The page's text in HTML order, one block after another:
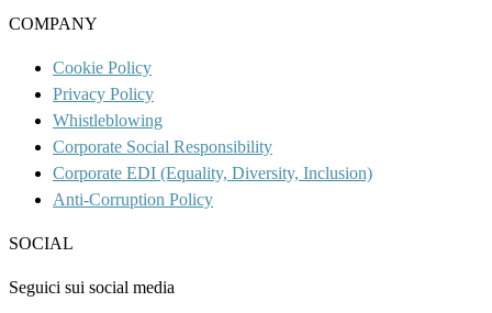
COMPANY
Cookie Policy
Privacy Policy
Whistleblowing
Corporate Social Responsibility
Corporate EDI (Equality, Diversity, Inclusion)
Anti-Corruption Policy
SOCIAL
Seguici sui social media